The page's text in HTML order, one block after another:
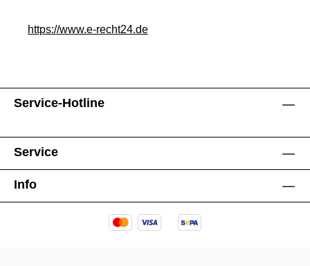
https://www.e-recht24.de
Service-Hotline
Service
Info